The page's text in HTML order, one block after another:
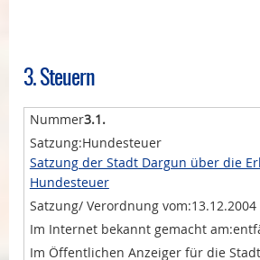
3. Steuern
3.1.
Hundesteuer
Satzung der Stadt Dargun über die
Hundesteuer
13.12.2004